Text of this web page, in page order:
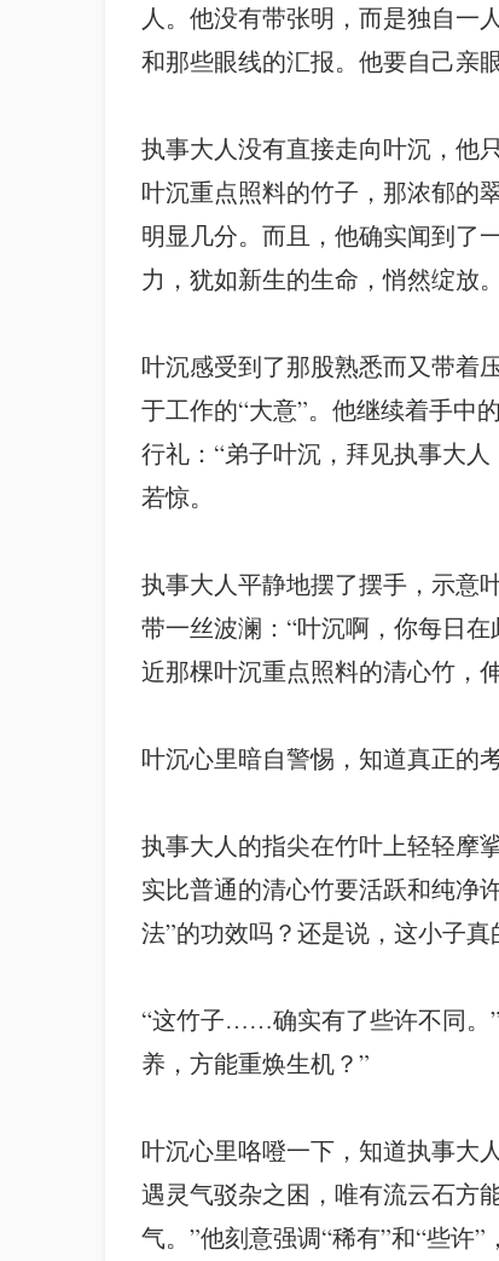
人。他没有带张明，而是独自一
和那些眼线的汇报。他要自己亲
执事大人没有直接走向叶沉，他
叶沉重点照料的竹子，那浓郁的
明显几分。而且，他确实闻到了
力，犹如新生的生命，悄然绽放。
叶沉感受到了那股熟悉而又带着
于工作的“大意”。他继续着手中
行礼：“弟子叶沉，拜见执事大
若惊。
执事大人平静地摆了摆手，示意
带一丝波澜：“叶沉啊，你每日
近那棵叶沉重点照料的清心竹，
叶沉心里暗自警惕，知道真正的
执事大人的指尖在竹叶上轻轻摩
实比普通的清心竹要活跃和纯净
法”的功效吗？还是说，这小子
“这竹子……确实有了些许不同。
养，方能重焕生机？”
叶沉心里咯噔一下，知道执事大
遇灵气驳杂之困，唯有流云石方
气。”他刻意强调“稀有”和“些许